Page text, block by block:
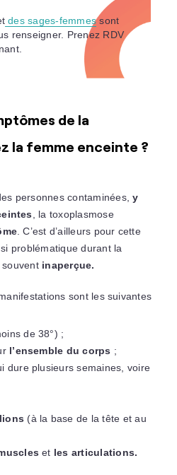
des sages-femmessont
renseigner. Prenez RDV
de la
la femme enceinte ?
personnes contaminées,y
, la toxoplasmose
. C’est d’ailleurs pour cette
problématique durant la
inaperçue.
sont les suivantes
de 38°) ;
l’ensemble du corps ;
dure plusieurs semaines, voire
(à la base de la tête et au
et les articulations.